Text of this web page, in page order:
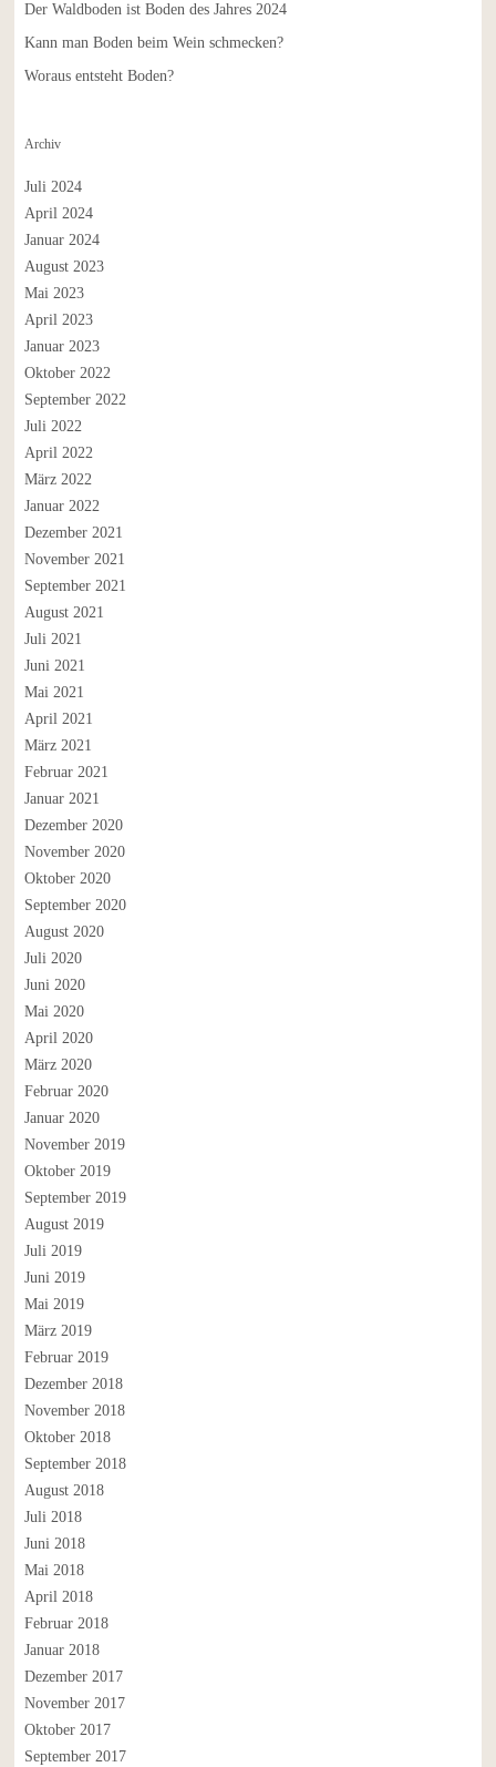
Der Waldboden ist Boden des Jahres 2024
Kann man Boden beim Wein schmecken?
Woraus entsteht Boden?
Archiv
Juli 2024
April 2024
Januar 2024
August 2023
Mai 2023
April 2023
Januar 2023
Oktober 2022
September 2022
Juli 2022
April 2022
März 2022
Januar 2022
Dezember 2021
November 2021
September 2021
August 2021
Juli 2021
Juni 2021
Mai 2021
April 2021
März 2021
Februar 2021
Januar 2021
Dezember 2020
November 2020
Oktober 2020
September 2020
August 2020
Juli 2020
Juni 2020
Mai 2020
April 2020
März 2020
Februar 2020
Januar 2020
November 2019
Oktober 2019
September 2019
August 2019
Juli 2019
Juni 2019
Mai 2019
März 2019
Februar 2019
Dezember 2018
November 2018
Oktober 2018
September 2018
August 2018
Juli 2018
Juni 2018
Mai 2018
April 2018
Februar 2018
Januar 2018
Dezember 2017
November 2017
Oktober 2017
September 2017